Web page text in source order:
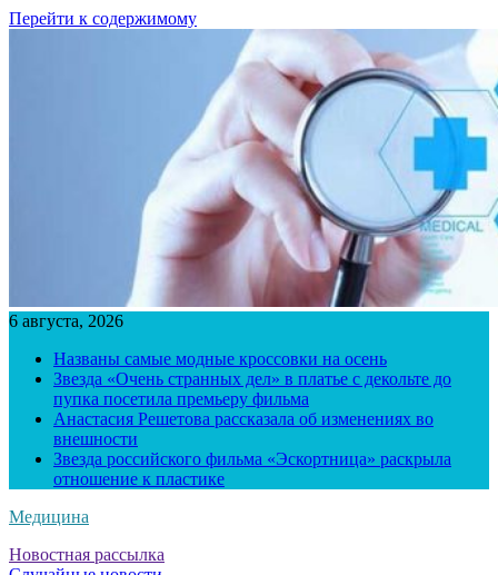
Перейти к содержимому
6 августа, 2026
Названы самые модные кроссовки на осень
Звезда «Очень странных дел» в платье с декольте до
пупка посетила премьеру фильма
Анастасия Решетова рассказала об изменениях во
внешности
Звезда российского фильма «Эскортница» раскрыла
отношение к пластике
Медицина
Новостная рассылка